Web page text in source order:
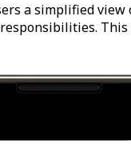
a simplified
This